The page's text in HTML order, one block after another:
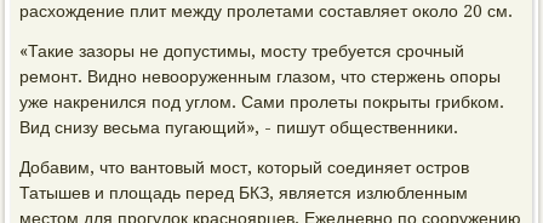
расхождение плит между пролетами составляет около 20 см.
«Такие зазоры не допустимы, мосту требуется срочный
ремонт. Видно невооруженным глазом, что стержень опоры
уже накренился под углом. Сами пролеты покрыты грибком.
Вид снизу весьма пугающий», - пишут общественники.
Добавим, что вантовый мост, который соединяет остров
Татышев и площадь перед БКЗ, является излюбленным
местом для прогулок красноярцев. Ежедневно по сооружению